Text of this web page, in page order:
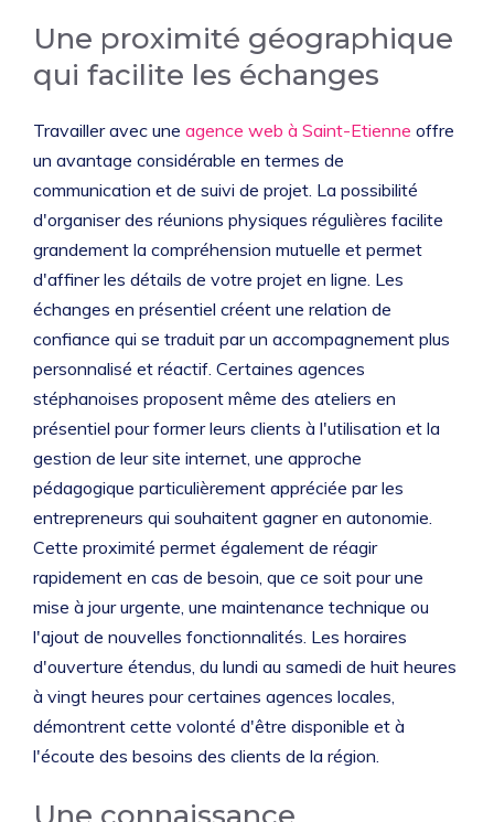
Une proximité géographique
qui facilite les échanges
Travailler avec une agence web à Saint-Etienne offre
un avantage considérable en termes de
communication et de suivi de projet. La possibilité
d'organiser des réunions physiques régulières facilite
grandement la compréhension mutuelle et permet
d'affiner les détails de votre projet en ligne. Les
échanges en présentiel créent une relation de
confiance qui se traduit par un accompagnement plus
personnalisé et réactif. Certaines agences
stéphanoises proposent même des ateliers en
présentiel pour former leurs clients à l'utilisation et la
gestion de leur site internet, une approche
pédagogique particulièrement appréciée par les
entrepreneurs qui souhaitent gagner en autonomie.
Cette proximité permet également de réagir
rapidement en cas de besoin, que ce soit pour une
mise à jour urgente, une maintenance technique ou
l'ajout de nouvelles fonctionnalités. Les horaires
d'ouverture étendus, du lundi au samedi de huit heures
à vingt heures pour certaines agences locales,
démontrent cette volonté d'être disponible et à
l'écoute des besoins des clients de la région.